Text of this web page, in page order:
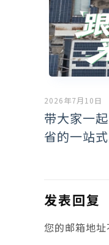
2026年7月10日
带大家一
省的一站式
发表回复
您的邮箱地址